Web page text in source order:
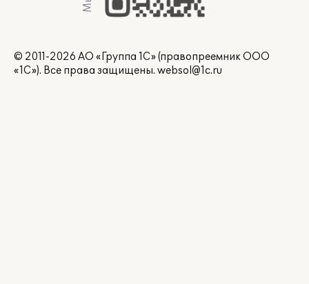
© 2011-2026 АО «Группа 1С» (правопреемник ООО
«1С»). Все права защищены. websol@1c.ru